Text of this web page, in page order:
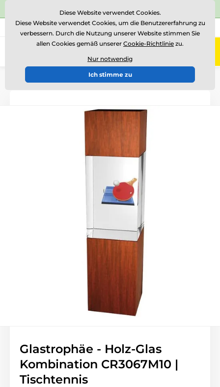
⭐Siehe 504 verifizierte Bewertungen auf
Rufen Sie uns an (Mo-Fr 15-18) +43 676 361 37 22
0
Einführung Glastrophäen Glastrophäen mit Druck
Glastrophäe - Holz-Glas
Kombination CR3067M10 |
Tischtennis
Diese Website verwendet Cookies.
Diese Website verwendet Cookies, um die Benutzererfahrung zu
verbessern. Durch die Nutzung unserer Website stimmen Sie
allen Cookies gemäß unserer Cookie-Richtlinie zu.
Nur notwendig
Ich stimme zu